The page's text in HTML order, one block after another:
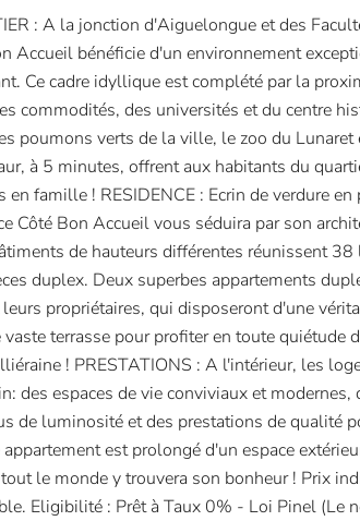
: A la jonction d'Aiguelongue et des
Accueil bénéficie d'un environnement
Ce cadre idyllique est complété par la
commodités, des universités et du centre
poumons verts de la ville, le zoo du Lunaret
à 5 minutes, offrent aux habitants du
en famille ! RESIDENCE : Ecrin de verdure
Côté Bon Accueil vous séduira par son
de hauteurs différentes réunissent
duplex. Deux superbes appartements
propriétaires, qui disposeront d'une
vaste terrasse pour profiter en toute quiétude
! PRESTATIONS : A l'intérieur, les
des espaces de vie conviviaux et modernes,
de luminosité et des prestations de qualité
appartement est prolongé d'un espace
le monde y trouvera son bonheur ! Prix
Eligibilité : Prêt à Taux 0% - Loi Pinel (Le